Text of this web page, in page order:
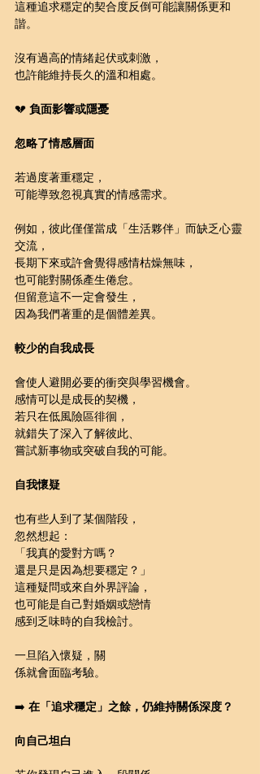
這種追求穩定的契合度反倒可能讓關係更和
諧。
沒有過高的情緒起伏或刺激，
也許能維持長久的溫和相處。
💔 負面影響或隱憂
忽略了情感層面
若過度著重穩定，
可能導致忽視真實的情感需求。
例如，彼此僅僅當成「生活夥伴」而缺乏心靈
交流，
長期下來或許會覺得感情枯燥無味，
也可能對關係產生倦怠。
但留意這不一定會發生，
因為我們著重的是個體差異。
較少的自我成長
會使人避開必要的衝突與學習機會。
感情可以是成長的契機，
若只在低風險區徘徊，
就錯失了深入了解彼此、
嘗試新事物或突破自我的可能。
自我懷疑
也有些人到了某個階段，
忽然想起：
「我真的愛對方嗎？
還是只是因為想要穩定？」
這種疑問或來自外界評論，
也可能是自己對婚姻或戀情
感到乏味時的自我檢討。
一旦陷入懷疑，關
係就會面臨考驗。
➡️ 在「追求穩定」之餘，仍維持關係深度？
向自己坦白